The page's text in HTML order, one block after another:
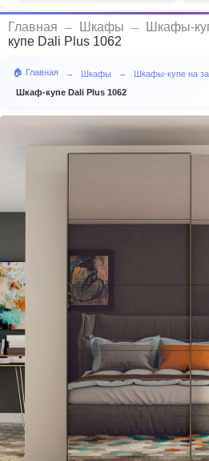
Главная Шкафы Шкафы-
купе Dali Plus 1062
🏠 Главная → Шкафы → Шкафы-купе на
Шкаф-купе Dali Plus 1062